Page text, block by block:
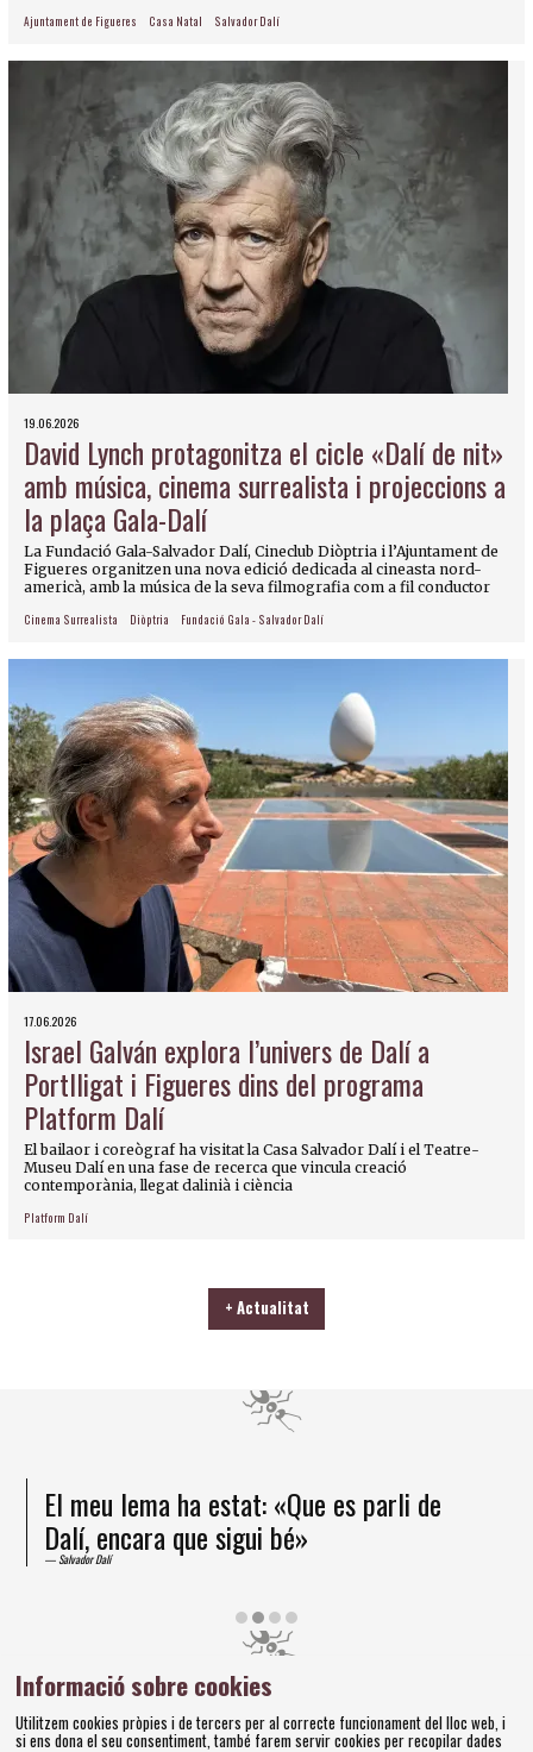
Ajuntament de Figueres Casa Natal Salvador Dalí
19.06.2026
David Lynch protagonitza el cicle «Dalí de nit»
amb música, cinema surrealista i projeccions a
la plaça Gala-Dalí
La Fundació Gala-Salvador Dalí, Cineclub Diòptria i l’Ajuntament de
Figueres organitzen una nova edició dedicada al cineasta nord-
americà, amb la música de la seva filmografia com a fil conductor
Cinema Surrealista Diòptria Fundació Gala - Salvador Dalí
17.06.2026
Israel Galván explora l’univers de Dalí a
Portlligat i Figueres dins del programa
Platform Dalí
El bailaor i coreògraf ha visitat la Casa Salvador Dalí i el Teatre-
Museu Dalí en una fase de recerca que vincula creació
contemporània, llegat dalinià i ciència
Platform Dalí
+ Actualitat
El meu lema ha estat: «Que es parli de
Dalí, encara que sigui bé»
Salvador Dalí
Figueres
Informació sobre cookies
Utilitzem cookies pròpies i de tercers per al correcte funcionament del lloc web, i
si ens dona el seu consentiment, també farem servir cookies per recopilar dades